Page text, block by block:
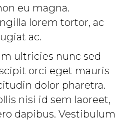
eu magna.
lorem tortor, ac
ac.
ultricies nunc sed
orci eget mauris
dolor pharetra.
nisi id sem laoreet,
dapibus. Vestibulum